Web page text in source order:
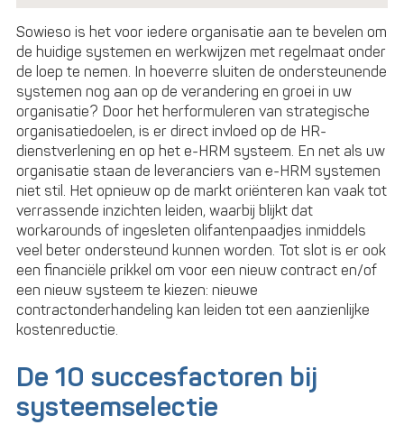
Sowieso is het voor iedere organisatie aan te bevelen om
de huidige systemen en werkwijzen met regelmaat onder
de loep te nemen. In hoeverre sluiten de ondersteunende
systemen nog aan op de verandering en groei in uw
organisatie? Door het herformuleren van strategische
organisatiedoelen, is er direct invloed op de HR-
dienstverlening en op het e-HRM systeem. En net als uw
organisatie staan de leveranciers van e-HRM systemen
niet stil. Het opnieuw op de markt oriënteren kan vaak tot
verrassende inzichten leiden, waarbij blijkt dat
workarounds of ingesleten olifantenpaadjes inmiddels
veel beter ondersteund kunnen worden. Tot slot is er ook
een financiële prikkel om voor een nieuw contract en/of
een nieuw systeem te kiezen: nieuwe
contractonderhandeling kan leiden tot een aanzienlijke
kostenreductie.
De 10 succesfactoren bij
systeemselectie